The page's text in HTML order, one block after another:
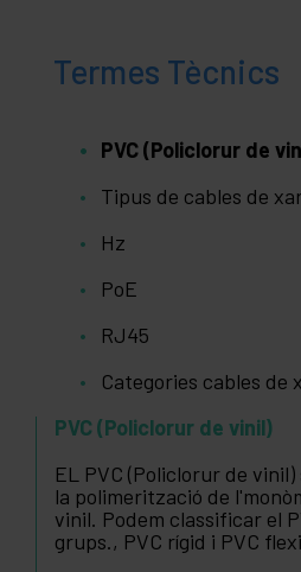
Termes Tècnics
PVC (Policlorur de
Tipus de cables de
Hz
PoE
RJ45
Categories cables de
PVC (Policlorur de vinil)
EL PVC (Policlorur de
la polimerització de
vinil. Podem classificar el
grups., PVC rígid i PVC